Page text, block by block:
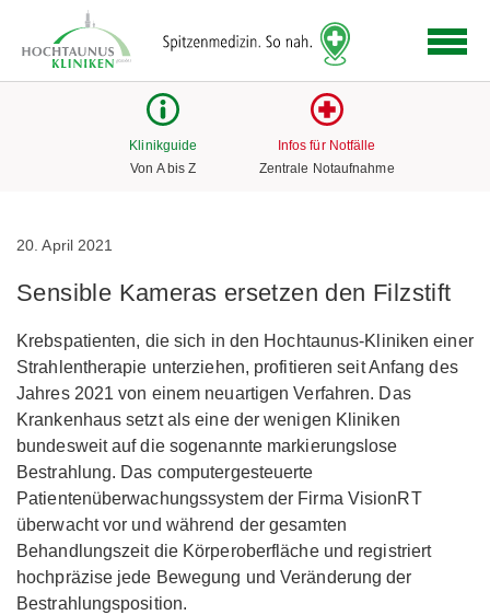
Link
zur
Klinikguide
Von A bis Z
Infos für Notfälle
Zentrale Notaufnahme
20. April 2021
Sensible Kameras ersetzen den Filzstift
Krebspatienten, die sich in den Hochtaunus-Kliniken einer
Strahlentherapie unterziehen, profitieren seit Anfang des
Jahres 2021 von einem neuartigen Verfahren. Das
Krankenhaus setzt als eine der wenigen Kliniken
bundesweit auf die sogenannte markierungslose
Bestrahlung. Das computergesteuerte
Patientenüberwachungssystem der Firma VisionRT
überwacht vor und während der gesamten
Behandlungszeit die Körperoberfläche und registriert
hochpräzise jede Bewegung und Veränderung der
Bestrahlungsposition.